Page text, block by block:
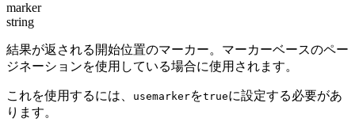
marker
string
結果が返される開始位置のマーカー。マーカーベースのペー
ジネーションを使用している場合に使用されます。
これを使用するには、 usemarkerをtrueに設定する必要があ
ります。